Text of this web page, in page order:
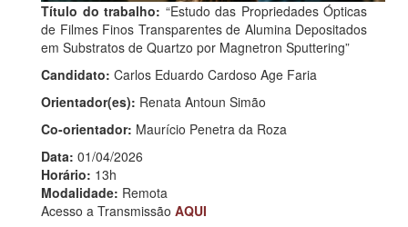
Título do trabalho: “Estudo das Propriedades Ópticas
de Filmes Finos Transparentes de Alumina Depositados
em Substratos de Quartzo por Magnetron Sputtering”
Candidato: Carlos Eduardo Cardoso Age Faria
Orientador(es): Renata Antoun Simão
Co-orientador: Maurício Penetra da Roza
Data: 01/04/2026
Horário: 13h
Modalidade: Remota
Acesso a Transmissão AQUI